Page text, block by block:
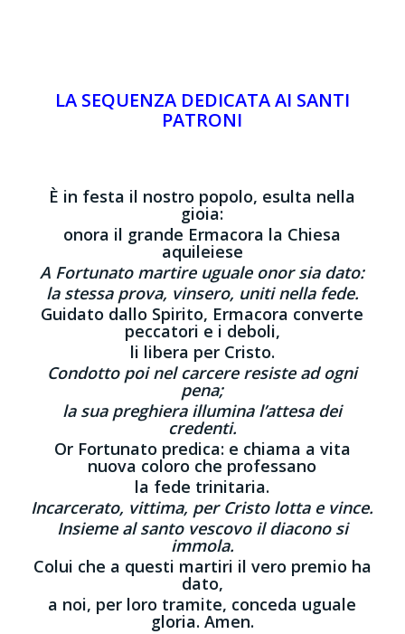
LA SEQUENZA DEDICATA AI SANTI
PATRONI
È in festa il nostro popolo, esulta nella
gioia:
onora il grande Ermacora la Chiesa
aquileiese
A Fortunato martire uguale onor sia dato:
la stessa prova, vinsero, uniti nella fede.
Guidato dallo Spirito, Ermacora converte
peccatori e i deboli,
li libera per Cristo.
Condotto poi nel carcere resiste ad ogni
pena;
la sua preghiera illumina l’attesa dei
credenti.
Or Fortunato predica: e chiama a vita
nuova coloro che professano
la fede trinitaria.
Incarcerato, vittima, per Cristo lotta e vince.
Insieme al santo vescovo il diacono si
immola.
Colui che a questi martiri il vero premio ha
dato,
a noi, per loro tramite, conceda uguale
gloria. Amen.